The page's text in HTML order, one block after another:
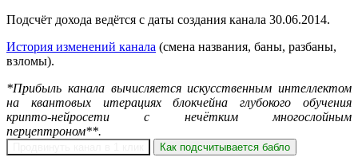
Подсчёт дохода ведётся с даты создания канала 30.06.2014.
История изменений канала (смена названия, баны, разбаны,
взломы).
*Прибыль канала вычисляется искусственным интеллектом
на квантовых итерациях блокчейна глубокого обучения
крипто-нейросети с нечётким многослойным
перцептроном**.
Как подсчитывается бабло